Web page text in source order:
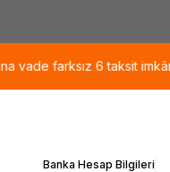
farksız 6 taksit imkânı!
Banka Hesap Bilgileri